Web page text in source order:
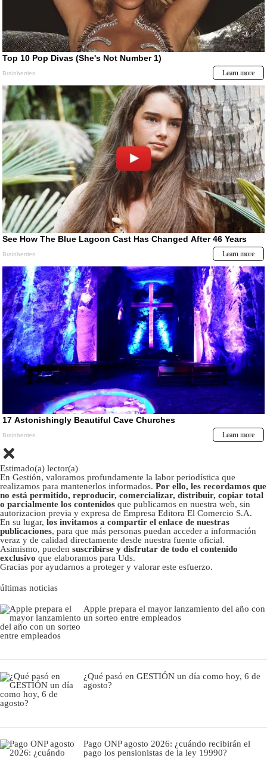
Estimado(a) lector(a)
En Gestión, valoramos profundamente la labor periodística que
realizamos para mantenerlos informados. Por ello, les recordamos que
no está permitido, reproducir, comercializar, distribuir, copiar total
o parcialmente los contenidos que publicamos en nuestra web, sin
autorizacion previa y expresa de Empresa Editora El Comercio S.A.
En su lugar, los invitamos a compartir el enlace de nuestras
publicaciones, para que más personas puedan acceder a información
veraz y de calidad directamente desde nuestra fuente oficial.
Asimismo, pueden suscribirse y disfrutar de todo el contenido
exclusivo que elaboramos para Uds.
Gracias por ayudarnos a proteger y valorar este esfuerzo.
últimas noticias
Apple prepara el mayor lanzamiento del año con
un sorteo entre empleados
¿Qué pasó en GESTIÓN un día como hoy, 6 de
agosto?
Pago ONP agosto 2026: ¿cuándo recibirán el
pago los pensionistas de la ley 19990?